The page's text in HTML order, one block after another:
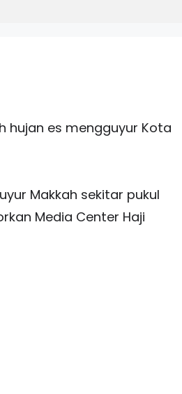
hujan es mengguyur Kota
Makkah sekitar pukul
Media Center Haji